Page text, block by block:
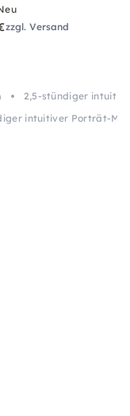
zzgl. Versand
2,5-stündiger
intuitiver Porträt-